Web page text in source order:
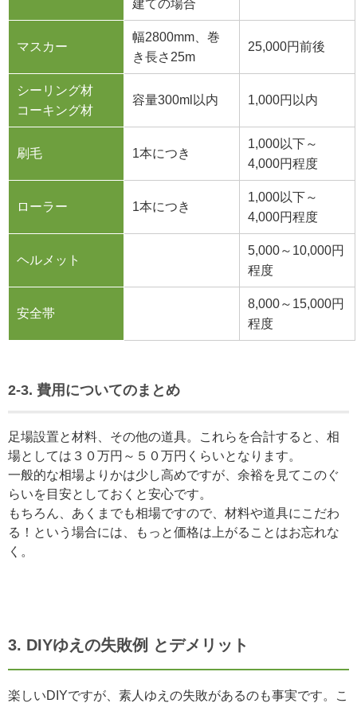
建ての場合
マスカー
幅2800mm、巻
き長さ25m
25,000円前後
シーリング材
コーキング材
容量300ml以内 1,000円以内
刷毛 1本につき
1,000以下～
4,000円程度
ローラー 1本につき
1,000以下～
4,000円程度
ヘルメット
5,000～10,000円
程度
安全帯
8,000～15,000円
程度
2-3. 費用についてのまとめ
足場設置と材料、その他の道具。これらを合計すると、相
場としては３０万円～５０万円くらいとなります。
一般的な相場よりかは少し高めですが、余裕を見てこのぐ
らいを目安としておくと安心です。
もちろん、あくまでも相場ですので、材料や道具にこだわ
る！という場合には、もっと価格は上がることはお忘れな
く。
3. DIYゆえの失敗例 とデメリット
楽しいDIYですが、素人ゆえの失敗があるのも事実です。こ